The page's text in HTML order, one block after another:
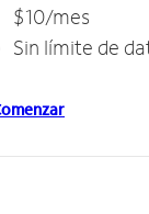
$10/mes
Sin límite de